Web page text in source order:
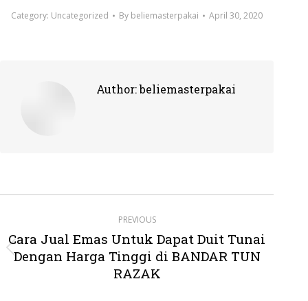
Category: Uncategorized By beliemasterpakai April 30, 2020
Author:beliemasterpakai
navigation
PREVIOUS
Previous
post:
Cara Jual Emas Untuk Dapat Duit Tunai
Dengan Harga Tinggi di BANDAR TUN
RAZAK